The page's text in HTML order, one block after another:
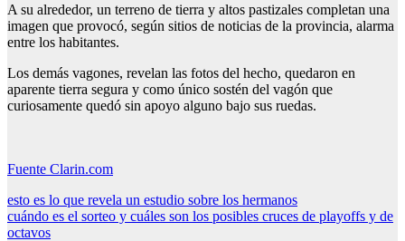
A su alrededor, un terreno de tierra y altos pastizales completan una
imagen que provocó, según sitios de noticias de la provincia, alarma
entre los habitantes.
Los demás vagones, revelan las fotos del hecho, quedaron en
aparente tierra segura y como único sostén del vagón que
curiosamente quedó sin apoyo alguno bajo sus ruedas.
Fuente Clarin.com
Navegación
de
esto es lo que revela un estudio sobre los hermanos
cuándo es el sorteo y cuáles son los posibles cruces de playoffs y de
octavos